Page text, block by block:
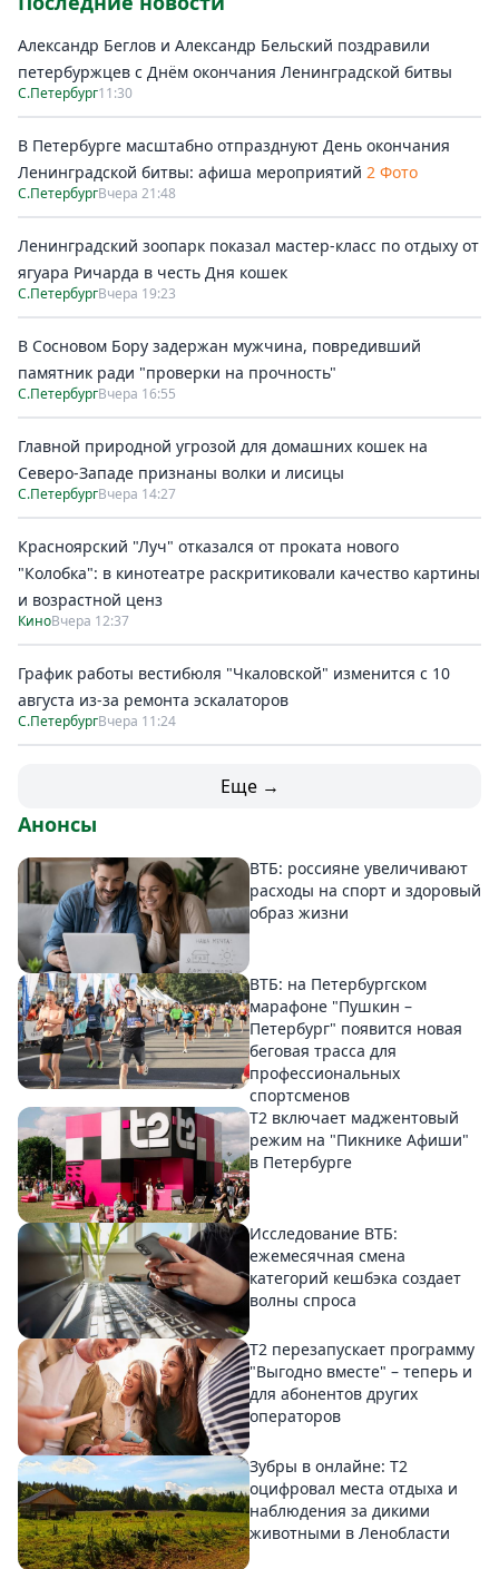
Александр Беглов и Александр Бельский поздравили
петербуржцев с Днём окончания Ленинградской битвы
С.Петербург11:30
В Петербурге масштабно отпразднуют День окончания
Ленинградской битвы: афиша мероприятий 2 Фото
С.ПетербургВчера 21:48
Ленинградский зоопарк показал мастер-класс по отдыху от
ягуара Ричарда в честь Дня кошек
С.ПетербургВчера 19:23
В Сосновом Бору задержан мужчина, повредивший
памятник ради "проверки на прочность"
С.ПетербургВчера 16:55
Главной природной угрозой для домашних кошек на
Северо-Западе признаны волки и лисицы
С.ПетербургВчера 14:27
Красноярский "Луч" отказался от проката нового
"Колобка": в кинотеатре раскритиковали качество картины
и возрастной ценз
КиноВчера 12:37
График работы вестибюля "Чкаловской" изменится с 10
августа из-за ремонта эскалаторов
С.ПетербургВчера 11:24
Еще →
Анонсы
ВТБ: россияне увеличивают
расходы на спорт и здоровый
образ жизни
ВТБ: на Петербургском
марафоне "Пушкин –
Петербург" появится новая
беговая трасса для
профессиональных
спортсменов
Т2 включает маджентовый
режим на "Пикнике Афиши"
в Петербурге
Исследование ВТБ:
ежемесячная смена
категорий кешбэка создает
волны спроса
Т2 перезапускает программу
"Выгодно вместе" – теперь и
для абонентов других
операторов
Зубры в онлайне: Т2
оцифровал места отдыха и
наблюдения за дикими
животными в Ленобласти